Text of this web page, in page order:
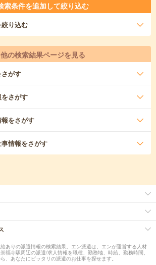
索条件を追加して絞り込む
り込む
他の検索結果ページを見る
がす
さがす
をさがす
情報をさがす
ありの派遣情報の検索結果。エン派遣は、エンが運営する人材
福寺駅周辺の派遣/求人情報を職種、勤務地、時給、勤務時間、
、あなたにピッタリの派遣のお仕事を探せます。